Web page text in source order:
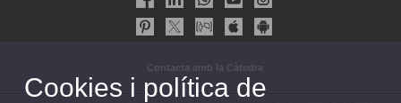
Contacta amb la Càtedra
Cookies i política de